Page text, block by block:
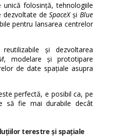
folosință, tehnologiile
dezvoltate deSpaceXși Blue
pentru lansarea centrelor
și dezvoltarea
, modelare și prototipare
de date spațiale asupra
perfectă, e posibil ca, pe
să fie mai durabile decât
terestre și spațiale